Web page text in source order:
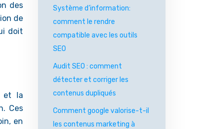
des
de
doit
et la
Ces
en
Système d’information:
comment le rendre
compatible avec les outils
SEO
Audit SEO : comment
détecter et corriger les
contenus dupliqués
Comment google valorise-t-il
les contenus marketing à